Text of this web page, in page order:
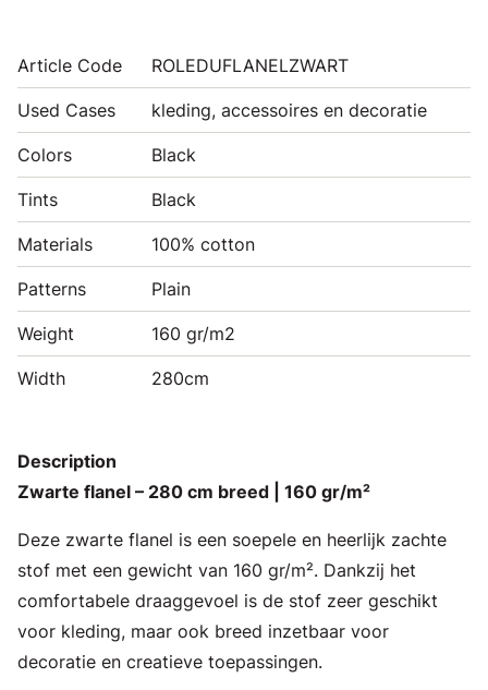
Article Code ROLEDUFLANELZWART
Used Cases kleding, accessoires en decoratie
Colors Black
Tints Black
Materials 100% cotton
Patterns Plain
Weight 160 gr/m2
Width 280cm
Description
Zwarte flanel – 280 cm breed | 160 gr/m²
Deze zwarte flanel is een soepele en heerlijk zachte
stof met een gewicht van 160 gr/m². Dankzij het
comfortabele draaggevoel is de stof zeer geschikt
voor kleding, maar ook breed inzetbaar voor
decoratie en creatieve toepassingen.